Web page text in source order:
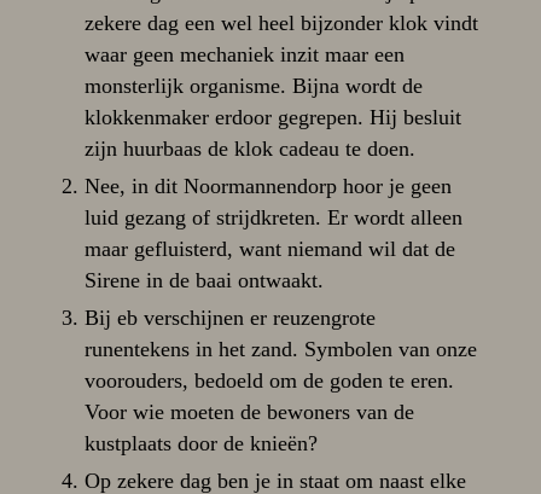
zekere dag een wel heel bijzonder klok vindt
waar geen mechaniek inzit maar een
monsterlijk organisme. Bijna wordt de
klokkenmaker erdoor gegrepen. Hij besluit
zijn huurbaas de klok cadeau te doen.
Nee, in dit Noormannendorp hoor je geen
luid gezang of strijdkreten. Er wordt alleen
maar gefluisterd, want niemand wil dat de
Sirene in de baai ontwaakt.
Bij eb verschijnen er reuzengrote
runentekens in het zand. Symbolen van onze
voorouders, bedoeld om de goden te eren.
Voor wie moeten de bewoners van de
kustplaats door de knieën?
Op zekere dag ben je in staat om naast elke